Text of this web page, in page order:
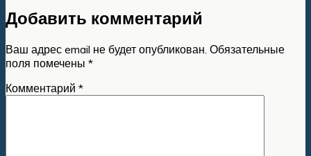
Добавить комментарий
Ваш адрес email не будет опубликован. Обязательные
поля помечены *
Комментарий *